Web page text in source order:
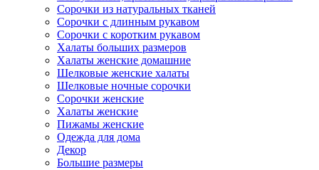
Сорочки из натуральных тканей
Сорочки с длинным рукавом
Сорочки с коротким рукавом
Халаты больших размеров
Халаты женские домашние
Шелковые женские халаты
Шелковые ночные сорочки
Сорочки женские
Халаты женские
Пижамы женские
Одежда для дома
Декор
Большие размеры